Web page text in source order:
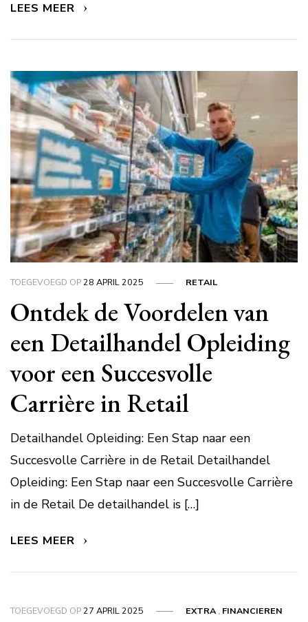
LEES MEER
TOEGEVOEGD OP28 APRIL 2025 RETAIL
Ontdek de Voordelen van
een Detailhandel Opleiding
voor een Succesvolle
Carrière in Retail
Detailhandel Opleiding: Een Stap naar een
Succesvolle Carrière in de Retail Detailhandel
Opleiding: Een Stap naar een Succesvolle Carrière
in de Retail De detailhandel is […]
LEES MEER
TOEGEVOEGD OP27 APRIL 2025 EXTRA, FINANCIEREN